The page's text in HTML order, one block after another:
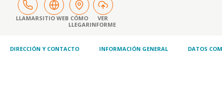
LLAMARSITIO WEB CÓMO
LLEGAR
VER
INFORME
DIRECCIÓN Y CONTACTO INFORMACIÓN GENERAL DATOS